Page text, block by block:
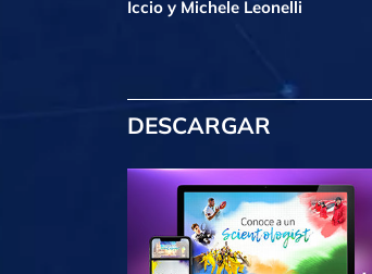
Iccio y Michele Leonelli
DESCARGAR